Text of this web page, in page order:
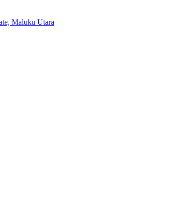
Maluku Utara